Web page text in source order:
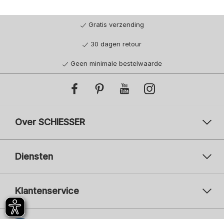
Gratis verzending
30 dagen retour
Geen minimale bestelwaarde
Over SCHIESSER
Diensten
Klantenservice